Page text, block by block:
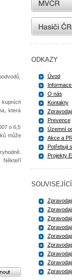
kupních
která
o 6,5
může
Někteří
internetové
ODKAZY
Úvod
O nás
Kontakty
Prevence
Územní
Akce a
Potřebuji
Projekty